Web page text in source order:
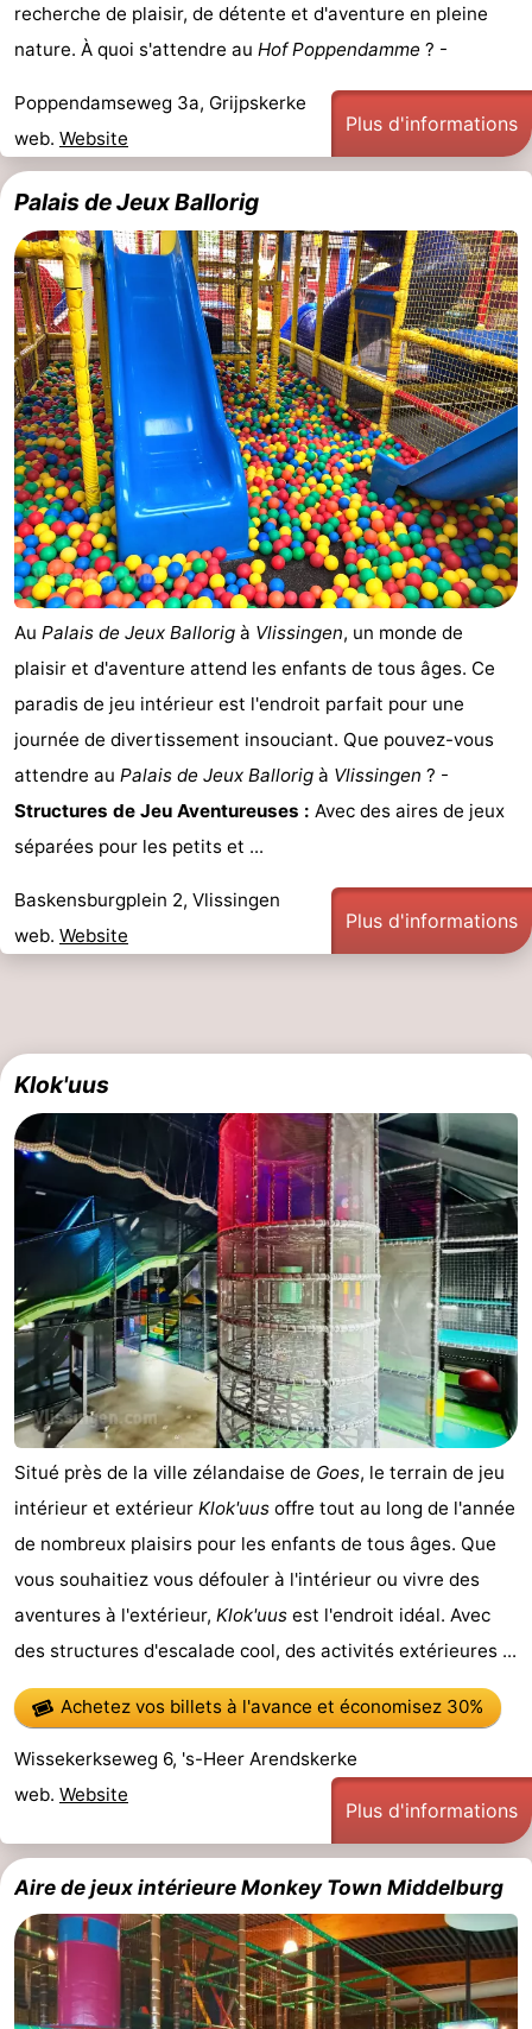
Haak
De
Bongerd
Westhove
Hôtels
Last
minutes
Plages
Voir
et
faire
Lieux
d'intérêt
-
Musées
-
Monuments
-
Points
de
vue
Attractions
-
Terrains
de
jeux
-
Aires
de
jeux
intérieures
-
Bowling
-
Parcours
de
mini-
golf
Centres
de
bien-
être
Villages
&
villes
Nature
Visites
guidées
Sports
Piscines
-
Faire
du
Randonnée
-
Équitation
Manèges
Terrains
de
golf
-
Peche
Sportive
-
Equitation
Conduite
de
l'anneau
Boire
et
manger
Événements
Pratiques
Forum
Route
-
Stationnement
Adresses
Médicales
Région
Zeeland
Schouwen-
Duiveland
-
recherche de plaisir, de détente et d'aventure en pleine
nature. À quoi s'attendre au Hof Poppendamme ? -
Poppendamseweg 3a, Grijpskerke
web. Website
Plus d'informations
Palais de Jeux Ballorig
Au Palais de Jeux Ballorig à Vlissingen, un monde de
plaisir et d'aventure attend les enfants de tous âges. Ce
paradis de jeu intérieur est l'endroit parfait pour une
journée de divertissement insouciant. Que pouvez-vous
attendre au Palais de Jeux Ballorig à Vlissingen ? -
Structures de Jeu Aventureuses : Avec des aires de jeux
séparées pour les petits et ...
Baskensburgplein 2, Vlissingen
web. Website
Plus d'informations
Klok'uus
Situé près de la ville zélandaise de Goes, le terrain de jeu
intérieur et extérieur Klok'uus offre tout au long de l'année
de nombreux plaisirs pour les enfants de tous âges. Que
vous souhaitiez vous défouler à l'intérieur ou vivre des
aventures à l'extérieur, Klok'uus est l'endroit idéal. Avec
des structures d'escalade cool, des activités extérieures ...
Achetez vos billets à l'avanceet économisez 30%
Wissekerkseweg 6, 's-Heer Arendskerke
web. Website
Plus d'informations
Aire de jeux intérieure Monkey Town Middelburg